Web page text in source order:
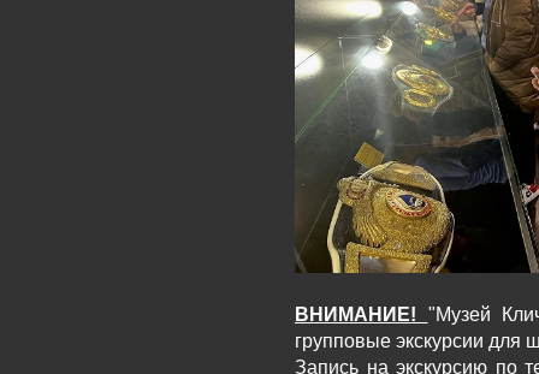
ВНИМАНИЕ!
"Музей
групповые экскурсии для
Запись на экскурсию по